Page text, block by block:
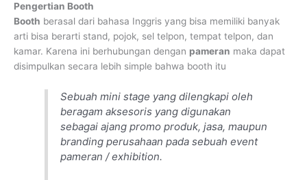
Pengertian Booth
Booth berasal dari bahasa Inggris yang bisa memiliki banyak
arti bisa berarti stand, pojok, sel telpon, tempat telpon, dan
kamar. Karena ini berhubungan dengan pameran maka dapat
disimpulkan secara lebih simple bahwa booth itu
Sebuah mini stage yang dilengkapi oleh
beragam aksesoris yang digunakan
sebagai ajang promo produk, jasa, maupun
branding perusahaan pada sebuah event
pameran / exhibition.